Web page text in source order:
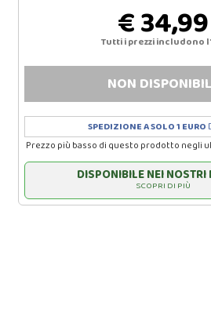
€ 34,99
Tutti i prezzi includono
NON
SPEDIZIONE A SOLO 1 EURO
Prezzo più basso di questo prodotto negli
DISPONIBILE NEI NOSTRI
SCOPRI DI PIÙ